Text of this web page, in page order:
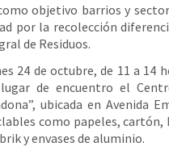
objetivo barrios y
por la recolección
de Residuos.
24 de octubre, de 11 a 14
de encuentro el
ubicada en Avenida
como papeles,
y envases de aluminio.